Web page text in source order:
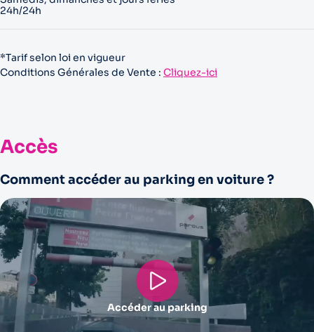
24h/24h
*Tarif selon loi en vigueur
Conditions Générales de Vente : Cliquez-ici
Accès
Comment accéder au parking en voiture ?
Accéder au parking